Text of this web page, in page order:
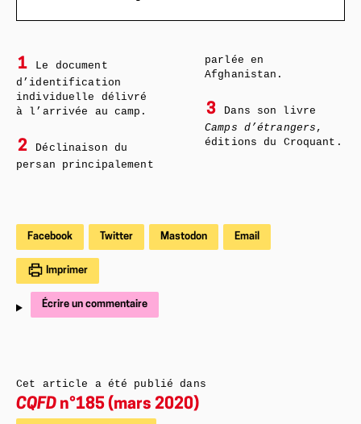
1
Le document
d’identification
individuelle délivré
à l’arrivée au camp.
2
Déclinaison du
persan principalement
parlée en
Afghanistan.
3
Dans son livre
Camps d’étrangers ,
éditions du Croquant.
Facebook Twitter Mastodon Email
Imprimer
Écrire un commentaire
Cet article a été publié dans
CQFD n°185 (mars 2020)